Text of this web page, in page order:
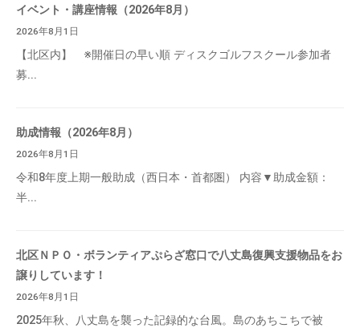
イベント・講座情報（2026年8月）
2026年8月1日
【北区内】 ※開催日の早い順 ディスクゴルフスクール参加者
募...
助成情報（2026年8月）
2026年8月1日
令和8年度上期一般助成（西日本・首都圏） 内容▼助成金額：
半...
北区ＮＰＯ・ボランティアぷらざ窓口で八丈島復興支援物品をお
譲りしています！
2026年8月1日
2025年秋、八丈島を襲った記録的な台風。島のあちこちで被